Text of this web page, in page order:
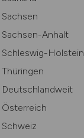
Sachsen
Sachsen-Anhalt
Schleswig-Holstein
Thüringen
Deutschlandweit
Österreich
Schweiz